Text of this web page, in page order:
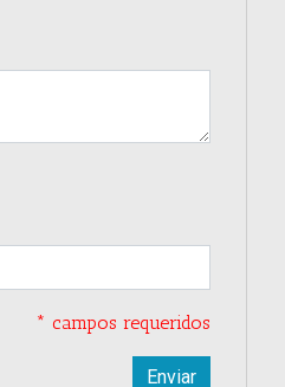
* campos requeridos